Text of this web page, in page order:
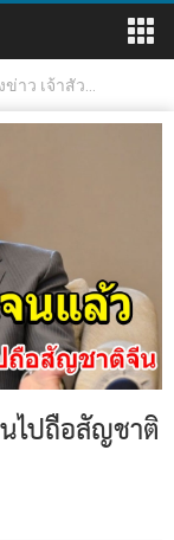
าว เจ้าสัว...
ไปถือสัญชาติ